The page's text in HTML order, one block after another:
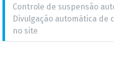
Controle de suspensão
Divulgação automática de
no site